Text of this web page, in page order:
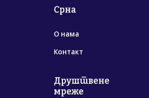
Срна
О нама
Контакт
Друштвене
мреже